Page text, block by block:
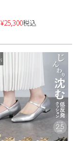
¥25,300税込